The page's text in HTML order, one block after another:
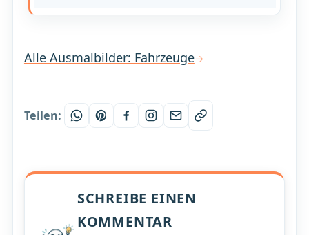
Alle Ausmalbilder: Fahrzeuge
Teilen:
SCHREIBE EINEN
KOMMENTAR